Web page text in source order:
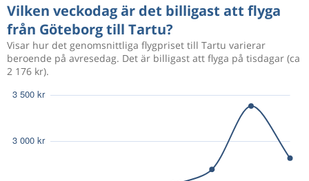
Vilken veckodag är det billigast att flyga
från Göteborg till Tartu?
Visar hur det genomsnittliga flygpriset till Tartu varierar
beroende på avresedag. Det är billigast att flyga på tisdagar (ca
2 176 kr).